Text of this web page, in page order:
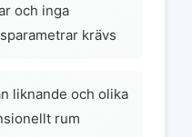
och inga
krävs
liknande och olika
rum